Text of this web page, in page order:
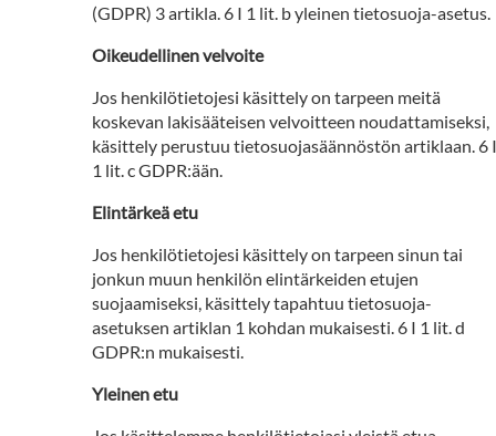
(GDPR) 3 artikla. 6 I 1 lit. b yleinen tietosuoja-asetus.
Oikeudellinen velvoite
Jos henkilötietojesi käsittely on tarpeen meitä
koskevan lakisääteisen velvoitteen noudattamiseksi,
käsittely perustuu tietosuojasäännöstön artiklaan. 6 I
1 lit. c GDPR:ään.
Elintärkeä etu
Jos henkilötietojesi käsittely on tarpeen sinun tai
jonkun muun henkilön elintärkeiden etujen
suojaamiseksi, käsittely tapahtuu tietosuoja-
asetuksen artiklan 1 kohdan mukaisesti. 6 I 1 lit. d
GDPR:n mukaisesti.
Yleinen etu